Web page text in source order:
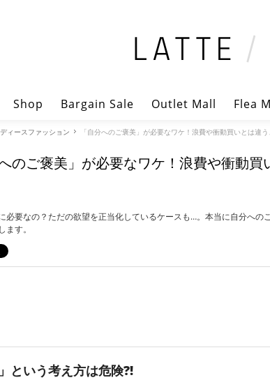
Shop Bargain Sale Outlet Mall Flea
ィースファッション 「自分へのご褒美」が必要なワケ！浪費や衝動買いとは違
へのご褒美」が必要なワケ！浪費や衝動
必要なの？ただの欲望を正当化しているケースも…。本当に自分へ
す。
という考え方は危険?!